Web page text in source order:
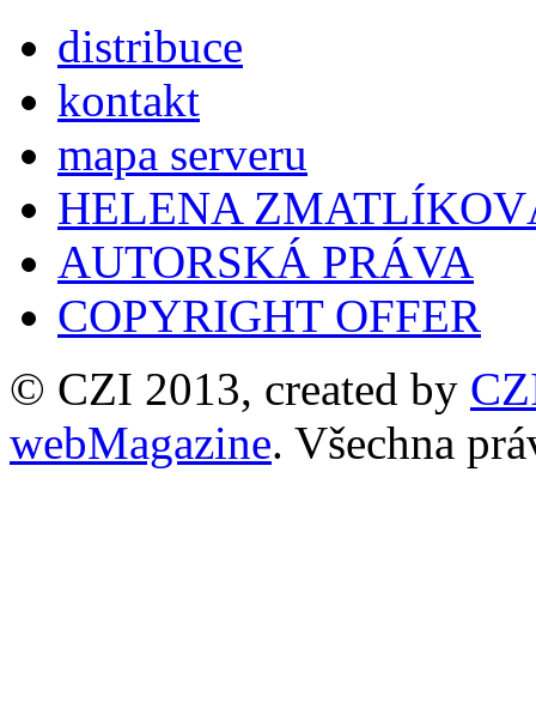
distribuce
kontakt
mapa serveru
HELENA
AUTORSKÁ PRÁVA
COPYRIGHT OFFER
© CZI 2013, created by
webMagazine. Všechna